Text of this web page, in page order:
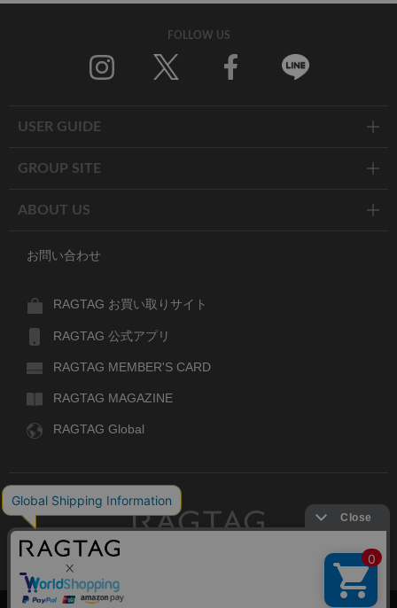
FOLLOW US
USER GUIDE
GROUP SITE
ABOUT US
お問い合わせ
RAGTAG お買い取りサイト
RAGTAG 公式アプリ
RAGTAG MEMBER'S CARD
RAGTAG MAGAZINE
RAGTAG Global
デザイナーズブランドのユーズド・セレクトショップ